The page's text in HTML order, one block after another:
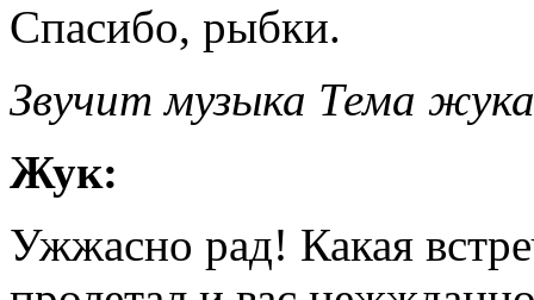
Спасибо, рыбки.
Звучит музыка Тема
Жук:
Ужжасно рад! Какая